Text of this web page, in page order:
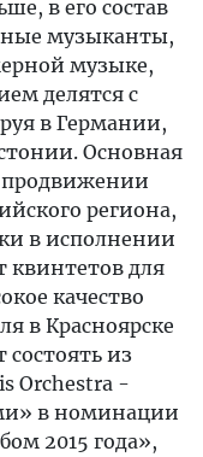
в его состав
музыканты,
музыке,
делятся с
в Германии,
Основная
продвижении
региона,
в исполнении
квинтетов для
качество
в Красноярске
состоять из
Orchestra -
в номинации
2015 года»,